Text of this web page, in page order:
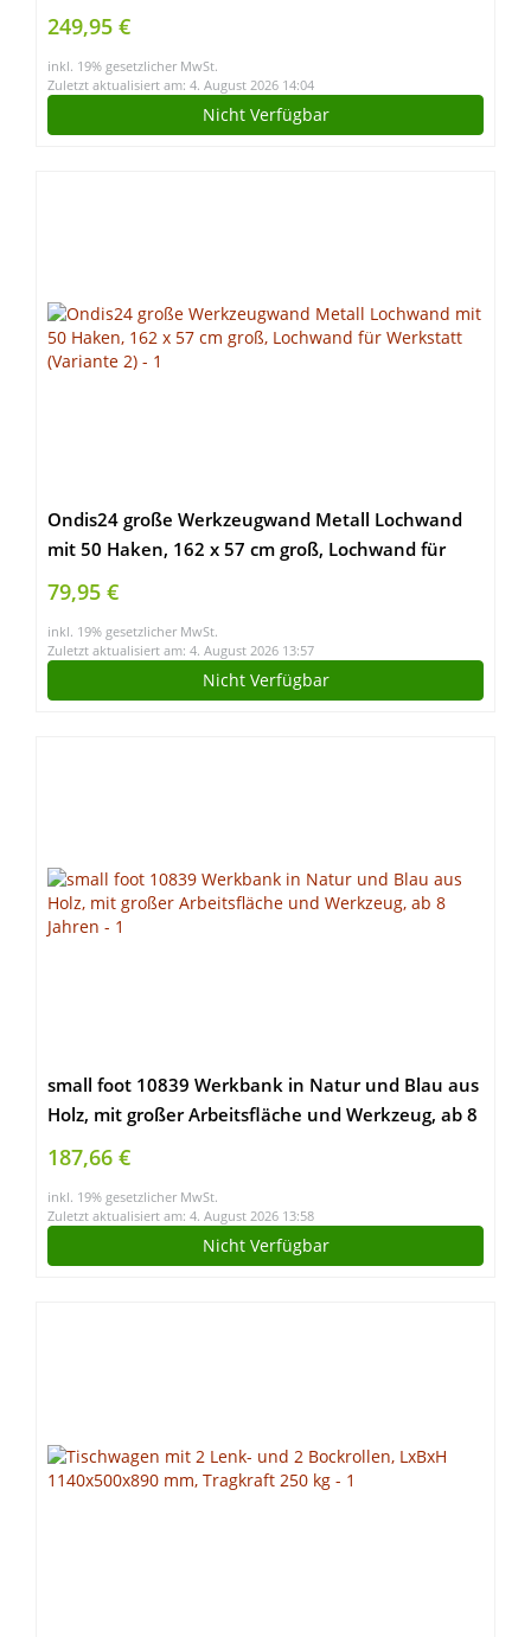
Arbeitsplatte, Problemlöser für Ecke (180×120,
Schwarz)
249,95 €
inkl. 19% gesetzlicher MwSt.
Zuletzt aktualisiert am: 4. August 2026 14:04
Nicht Verfügbar
Ondis24 große Werkzeugwand Metall Lochwand
mit 50 Haken, 162 x 57 cm groß, Lochwand für
Werkstatt (Variante 2)
79,95 €
inkl. 19% gesetzlicher MwSt.
Zuletzt aktualisiert am: 4. August 2026 13:57
Nicht Verfügbar
small foot 10839 Werkbank in Natur und Blau aus
Holz, mit großer Arbeitsfläche und Werkzeug, ab 8
Jahren
187,66 €
inkl. 19% gesetzlicher MwSt.
Zuletzt aktualisiert am: 4. August 2026 13:58
Nicht Verfügbar